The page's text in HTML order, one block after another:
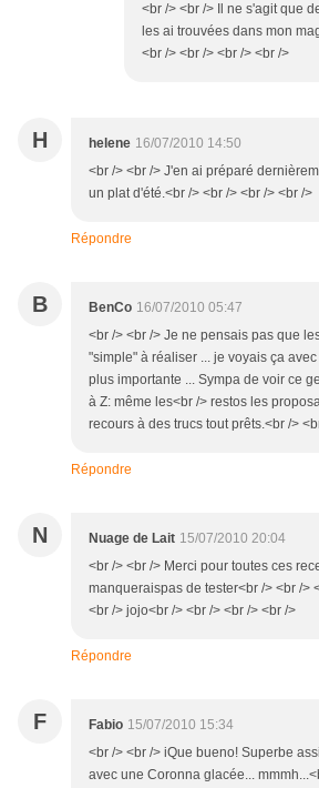
<br /> <br /> Il ne s'agit que
les ai trouvées dans mon
<br /> <br /> <br /> <br />
H helene 16/07/2010 14:50
<br /> <br /> J'en ai préparé
un plat d'été.<br /> <br /> <br /> <br />
Répondre
B BenCo 16/07/2010 05:47
<br /> <br /> Je ne pensais pas que
"simple" à réaliser ... je voyais ça
plus importante ... Sympa de voir ce
à Z: même les<br /> restos les
recours à des trucs tout prêts.<br />
Répondre
N Nuage de Lait 15/07/2010 20:04
<br /> <br /> Merci pour toutes ces
manqueraispas de tester<br /> <br />
<br /> jojo<br /> <br /> <br /> <br />
Répondre
F Fabio 15/07/2010 15:34
<br /> <br /> iQue bueno! Superbe
avec une Coronna glacée...